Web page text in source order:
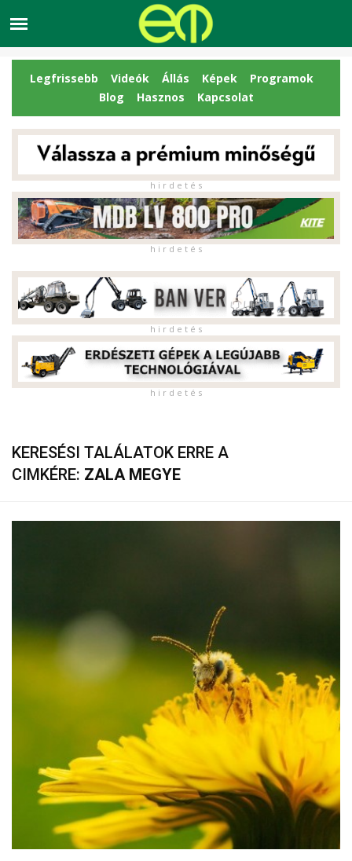
Legfrissebb Videók Állás Képek
Programok
Blog
Hasznos Kapcsolat
h i r d e t é s
h i r d e t é s
h i r d e t é s
h i r d e t é s
KERESÉSI TALÁLATOK ERRE A
CIMKÉRE: ZALA MEGYE